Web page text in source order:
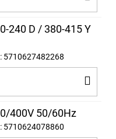
240 D / 380-415 Y
5710627482268
400V 50/60Hz
5710624078860